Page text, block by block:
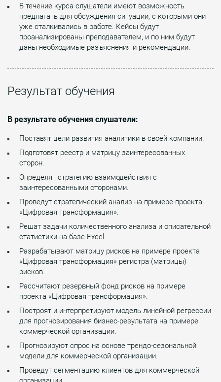
В течение курса слушатели имеют возможность
предлагать для обсуждения ситуации, с которыми они
уже сталкивались в работе. Кейсы будут
проанализированы преподавателем, и по ним будут
даны необходимые разъяснения и рекомендации.
Результат обучения
В результате обучения слушатели:
Поставят цели развития аналитики в своей компании.
Подготовят реестр и матрицу заинтересованных
сторон.
Определят стратегию взаимодействия с
заинтересованными сторонами.
Проведут стратегический анализ на примере проекта
«Цифровая трансформация».
Решат задачи количественного анализа и описательной
статистики на базе Excel.
Разрабатывают матрицу рисков на примере проекта
«Цифровая трансформация» регистра (матрицы)
рисков.
Рассчитают резервный фонд рисков на примере
проекта «Цифровая трансформация».
Построят и интерпретируют модель линейной регрессии
для прогнозирования бизнес-результата на примере
коммерческой организации.
Прогнозируют спрос на основе трендо-сезональной
модели для коммерческой организации.
Проведут сегментацию клиентов для коммерческой